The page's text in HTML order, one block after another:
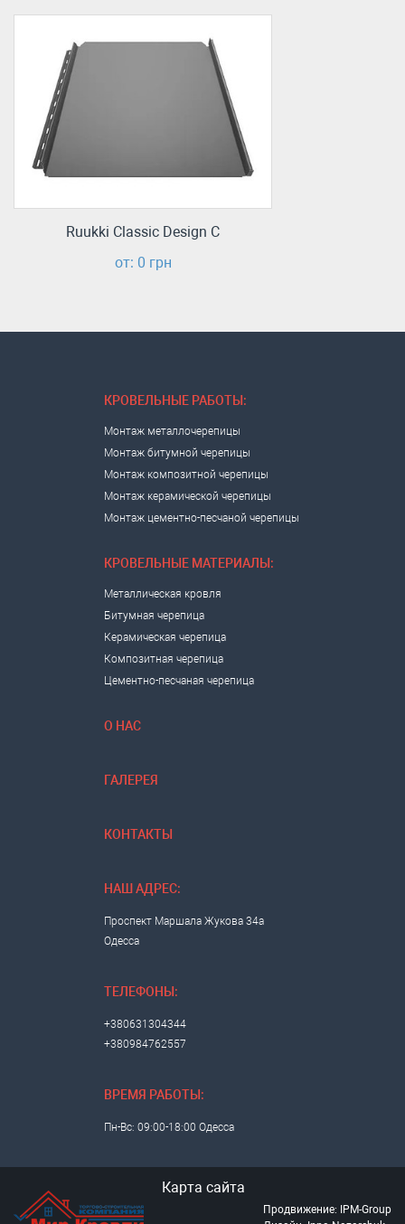
Ruukki Classic Design C
от: 0 грн
КРОВЕЛЬНЫЕ РАБОТЫ:
Монтаж металлочерепицы
Монтаж битумной черепицы
Монтаж композитной черепицы
Монтаж керамической черепицы
Монтаж цементно-песчаной черепицы
КРОВЕЛЬНЫЕ МАТЕРИАЛЫ:
Металлическая кровля
Битумная черепица
Керамическая черепица
Композитная черепица
Цементно-песчаная черепица
О НАС
ГАЛЕРЕЯ
КОНТАКТЫ
НАШ АДРЕС:
Проспект Маршала Жукова 34а
Одесса
ТЕЛЕФОНЫ:
+380631304344
+380984762557
ВРЕМЯ РАБОТЫ:
Пн-Вс: 09:00-18:00 Одесса
Карта сайта
Продвижение: IPM-Group